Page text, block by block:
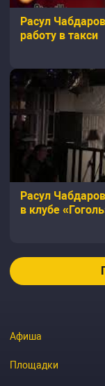
Расул
работу в такси
Расул
в клубе
Афиша
Площадки